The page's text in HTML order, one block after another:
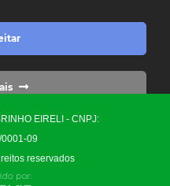
EIRELI - CNPJ:
09
reservados